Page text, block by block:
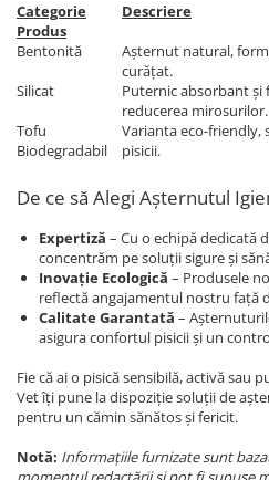
Categorie
Produs
Descriere
Bentonită
Așternut natural,
curățat.
Silicat
Puternic absorbant și
reducerea mirosurilor.
Tofu
Biodegradabil
Varianta eco-friendly,
pisicii.
De ce să Alegi Așternutul
Expertiză – Cu o echipă dedicată
concentrăm pe soluții sigure și
Inovație Ecologică – Produsele
reflectă angajamentul nostru față
Calitate Garantată –
asigura confortul pisicii și un
Fie că ai o pisică sensibilă, activă sau
Vet îți pune la dispoziție soluții de
pentru un cămin sănătos și fericit.
Notă: Informațiile furnizate sunt